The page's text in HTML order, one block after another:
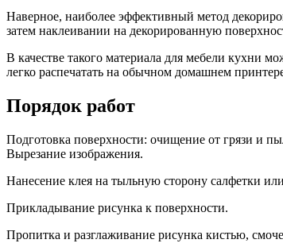
Наверное, наиболее эффективный метод
затем наклеивании на декорированную
В качестве такого материала для мебели кухни
легко распечатать на обычном домашнем
Порядок работ
Подготовка поверхности: очищение от грязи и
Вырезание изображения.
Нанесение клея на тыльную сторону салфетки
Прикладывание рисунка к поверхности.
Пропитка и разглаживание рисунка кистью,